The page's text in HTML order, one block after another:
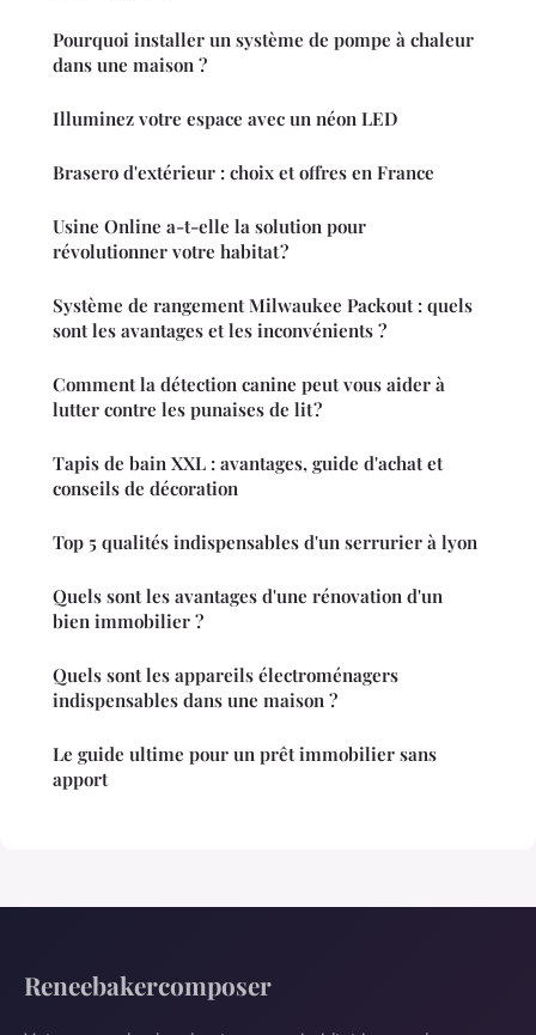
Pourquoi installer un système de pompe à chaleur
dans une maison ?
Illuminez votre espace avec un néon LED
Brasero d'extérieur : choix et offres en France
Usine Online a-t-elle la solution pour
révolutionner votre habitat ?
Système de rangement Milwaukee Packout : quels
sont les avantages et les inconvénients ?
Comment la détection canine peut vous aider à
lutter contre les punaises de lit ?
Tapis de bain XXL : avantages, guide d'achat et
conseils de décoration
Top 5 qualités indispensables d'un serrurier à lyon
Quels sont les avantages d'une rénovation d'un
bien immobilier ?
Quels sont les appareils électroménagers
indispensables dans une maison ?
Le guide ultime pour un prêt immobilier sans
apport
Reneebakercomposer